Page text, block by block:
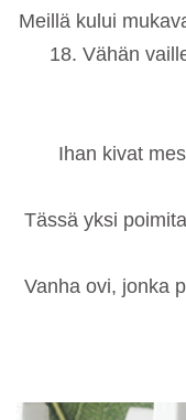
Meillä kului
18. Vähän
Ihan kivat
Tässä yksi
Vanha ovi, jonka